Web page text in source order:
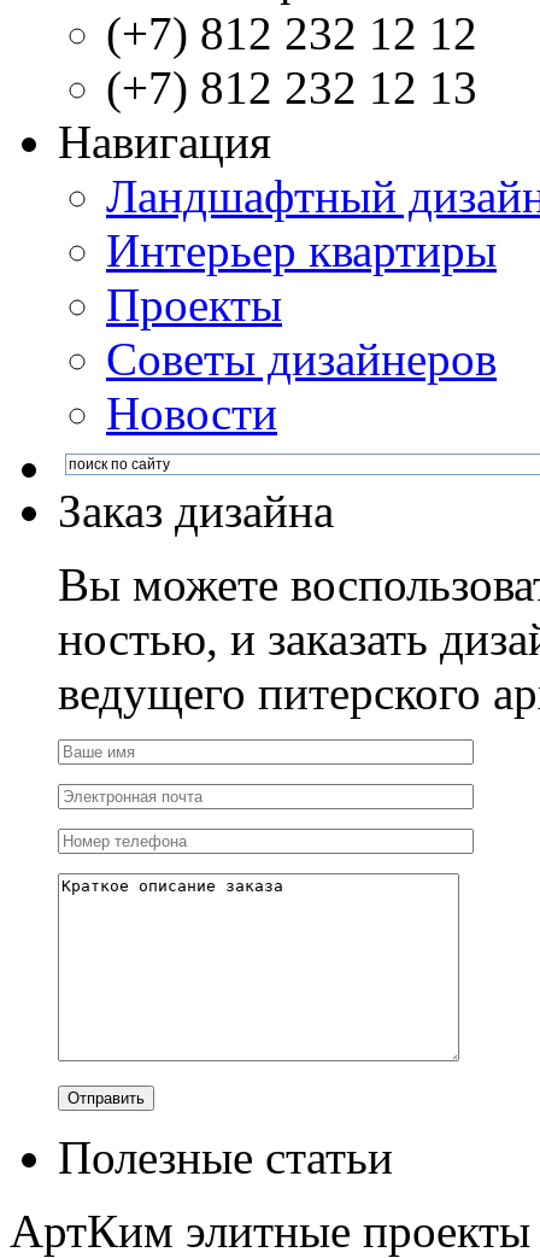
(+7) 812 232 12 12
(+7) 812 232 12 13
Навигация
Ландшафтный
Интерьер квартиры
Проекты
Советы дизайнеров
Новости
Заказ дизайна
Вы можете
ностью, и заказать
ведущего питерского
Полезные статьи
АртКим элитные